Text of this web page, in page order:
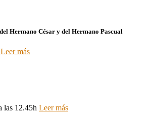
Hermano César y del Hermano Pascual
Leer más
las 12.45h Leer más